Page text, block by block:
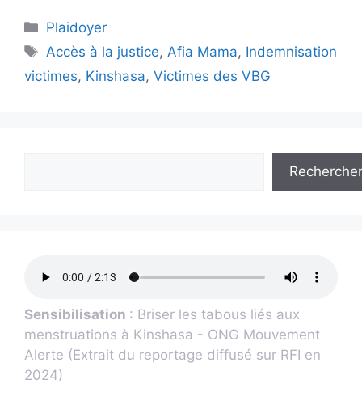
Plaidoyer
Accès à la justice,Afia Mama, Indemnisation
victimes, Kinshasa, Victimes des VBG
Rechercher
Sensibilisation : Briser les tabous liés aux
menstruations à Kinshasa - ONG Mouvement
Alerte (Extrait du reportage diffusé sur RFI en
2024)